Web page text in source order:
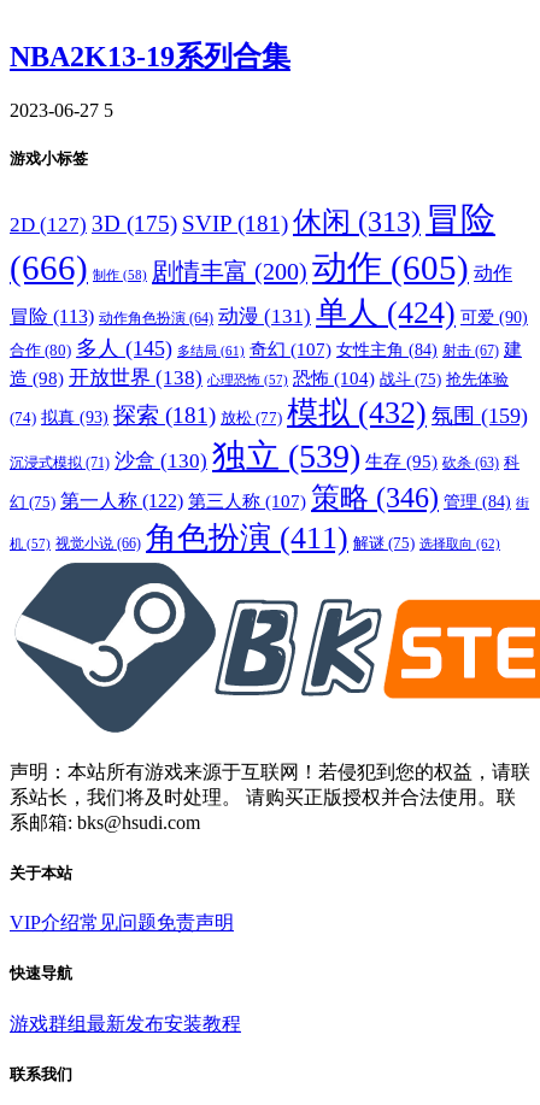
NBA2K13-19系列合集
2023-06-27 5
游戏小标签
2D (127) 3D (175) SVIP (181)休闲 (313) 冒险
(666) 制作 (58) 剧情丰富 (200) 动作 (605) 动作
冒险 (113) 动作角色扮演 (64) 动漫 (131) 单人 (424) 可爱 (90)
合作 (80) 多人 (145) 多结局 (61) 奇幻 (107) 女性主角 (84) 射击 (67) 建
造 (98) 开放世界 (138) 心理恐怖 (57) 恐怖 (104) 战斗 (75) 抢先体验
(74) 拟真 (93) 探索 (181) 放松 (77) 模拟 (432) 氛围 (159)
沉浸式模拟 (71) 沙盒 (130) 独立 (539) 生存 (95) 砍杀 (63) 科
幻 (75) 第一人称 (122) 第三人称 (107) 策略 (346) 管理 (84) 街
机 (57) 视觉小说 (66) 角色扮演 (411) 解谜 (75) 选择取向 (62)
声明：本站所有游戏来源于互联网！若侵犯到您的权益，请联
系站长，我们将及时处理。 请购买正版授权并合法使用。联
系邮箱: bks@hsudi.com
关于本站
VIP介绍常见问题免责声明
快速导航
游戏群组最新发布安装教程
联系我们